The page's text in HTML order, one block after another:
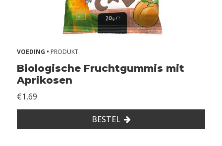
VOEDING • PRODUKT
Biologische Fruchtgummis mit
Aprikosen
€1,69
BESTEL